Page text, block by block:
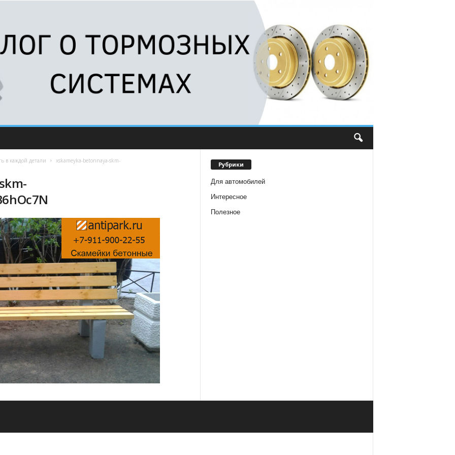
в каждой детали xskameyka-betonnaya-skm- Рубрики
Для автомобилей
Интересное
Полезное